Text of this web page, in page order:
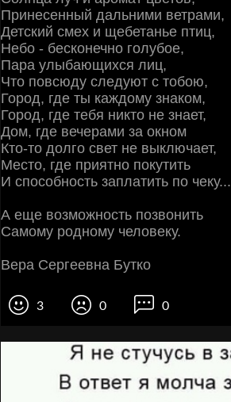
Принесенный дальними ветрами,
Детский смех и щебетанье птиц,
Небо - бесконечно голубое,
Пара улыбающихся лиц,
Что повсюду следуют с тобою,
Город, где ты каждому знаком,
Город, где тебя никто не знает,
Дом, где вечерами за окном
Кто-то долго свет не выключает,
Место, где приятно покутить
И способность заплатить по чеку...
А еще возможность позвонить
Самому родному человеку.
Вера Сергеевна Бутко
3 0 0